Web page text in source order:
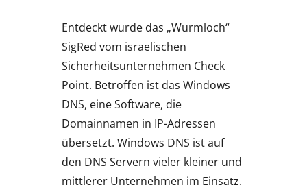
Entdeckt wurde das „Wurmloch“
SigRed vom israelischen
Sicherheitsunternehmen Check
Point. Betroffen ist das Windows
DNS, eine Software, die
Domainnamen in IP-Adressen
übersetzt. Windows DNS ist auf
den DNS Servern vieler kleiner und
mittlerer Unternehmen im Einsatz.